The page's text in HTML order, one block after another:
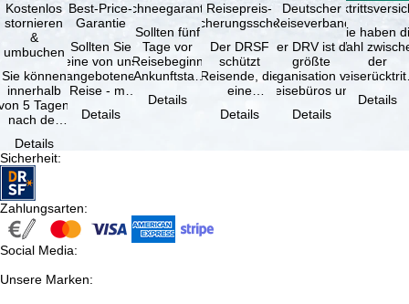
Kostenlos
stornieren
&
umbuchen
Sie können
innerhalb
5 Tagen
nach der
kostenfrei
…
Details
Best-Price-
Garantie
Sollten Sie
eine von uns
angebotene
Reise - mit
Verfügbarkeit
Details
Schneegarantie
Sollten fünf
Tage vor
Reisebeginn
(Ankunftstag)
aufgrund von
Schneemangel
Details
Reisepreis-
Sicherungsschein
Der DRSF
schützt
Reisende, die
eine
oder
Details
Deutscher
Reiseverband
Der DRV ist die
größte
Organisation von
Reisebüros und
Reiseveranstaltern
in …
Details
Sie haben
Wahl
der
(inklusive
Details
Sicherheit:
Zahlungsarten:
Social Media:
Unsere Marken: